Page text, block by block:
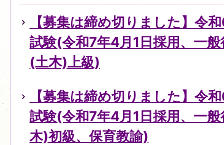
【募集は締め切りました】令
試験(令和7年4月1日採用、一
(土木)上級)
【募集は締め切りました】令
試験(令和7年4月1日採用、一
木)初級、保育教諭)